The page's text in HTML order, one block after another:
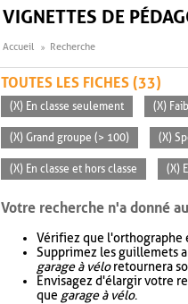
VIGNETTES DE
Accueil Recherche
TOUTES LES FICHES (33)
(X) En classe seulement (X)
(X) Grand groupe (> 100) (X)
(X) En classe et hors classe (X)
Votre recherche n'a donné
Vérifiez que l'orthographe
Supprimez les guillemets
garage à véloretournera
Envisagez d'élargir votre
que garage à vélo.